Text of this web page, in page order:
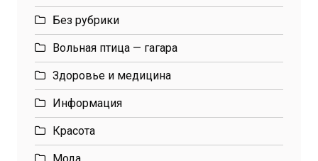
Без рубрики
Вольная птица — гагара
Здоровье и медицина
Информация
Красота